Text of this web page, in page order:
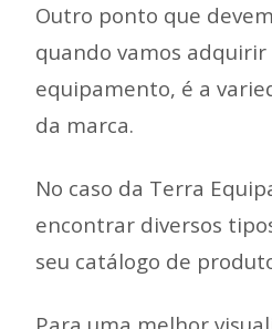
Outro ponto que
quando vamos adquirir
equipamento, é a
da marca.
No caso da Terra
encontrar diversos
seu catálogo de